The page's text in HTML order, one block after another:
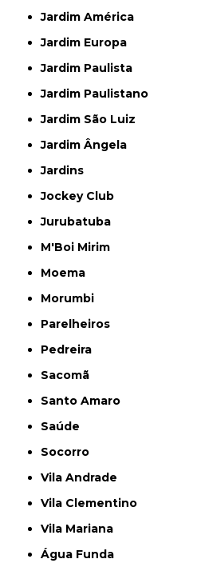
Jardim América
Jardim Europa
Jardim Paulista
Jardim Paulistano
Jardim São Luiz
Jardim Ângela
Jardins
Jockey Club
Jurubatuba
M'Boi Mirim
Moema
Morumbi
Parelheiros
Pedreira
Sacomã
Santo Amaro
Saúde
Socorro
Vila Andrade
Vila Clementino
Vila Mariana
Água Funda